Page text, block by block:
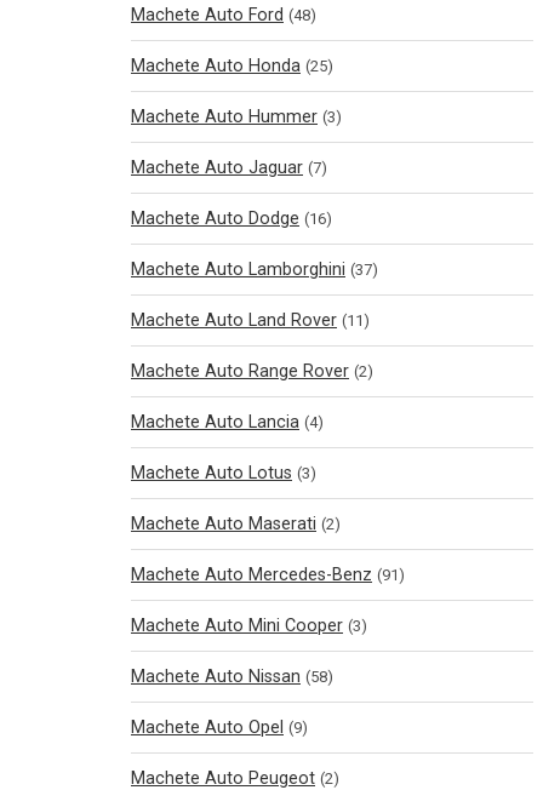
Machete Auto Ford (48)
Machete Auto Honda (25)
Machete Auto Hummer (3)
Machete Auto Jaguar (7)
Machete Auto Dodge (16)
Machete Auto Lamborghini (37)
Machete Auto Land Rover (11)
Machete Auto Range Rover (2)
Machete Auto Lancia (4)
Machete Auto Lotus (3)
Machete Auto Maserati (2)
Machete Auto Mercedes-Benz (91)
Machete Auto Mini Cooper (3)
Machete Auto Nissan (58)
Machete Auto Opel (9)
Machete Auto Peugeot (2)